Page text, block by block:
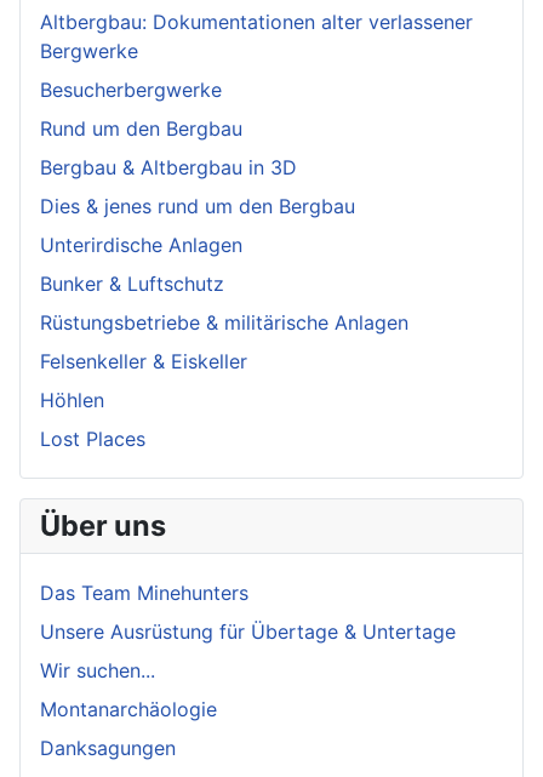
Altbergbau: Dokumentationen alter verlassener
Bergwerke
Besucherbergwerke
Rund um den Bergbau
Bergbau & Altbergbau in 3D
Dies & jenes rund um den Bergbau
Unterirdische Anlagen
Bunker & Luftschutz
Rüstungsbetriebe & militärische Anlagen
Felsenkeller & Eiskeller
Höhlen
Lost Places
Über uns
Das Team Minehunters
Unsere Ausrüstung für Übertage & Untertage
Wir suchen...
Montanarchäologie
Danksagungen